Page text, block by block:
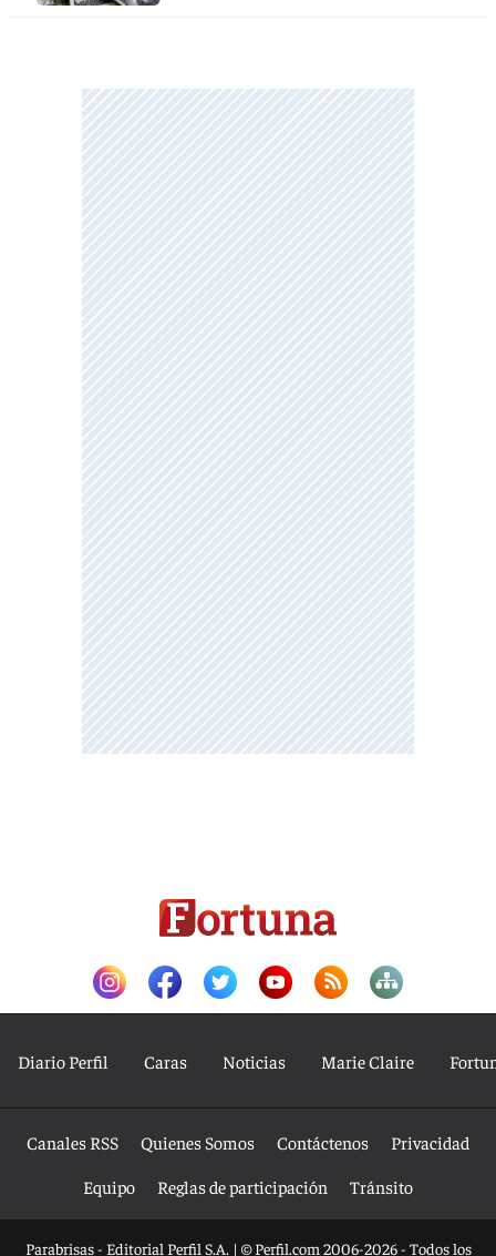
Diario Perfil Caras Noticias Marie Claire
Canales RSS Quienes Somos Contáctenos
Privacidad
Equipo
Reglas de participación Tránsito
Parabrisas - Editorial Perfil S.A. | © Perfil.com 2006-2026 - Todos los